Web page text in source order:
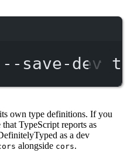
--save-dev
own type definitions. If you
TypeScript reports as
as a dev
alongside cors.